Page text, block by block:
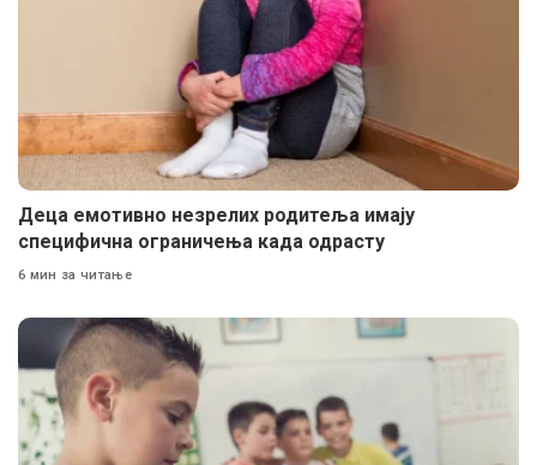
Деца емотивно незрелих родитеља имају
специфична ограничења када одрасту
6 мин за читање